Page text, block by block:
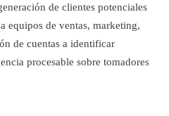
de clientes potenciales
equipos de ventas, marketing,
de cuentas a identificar
procesable sobre tomadores